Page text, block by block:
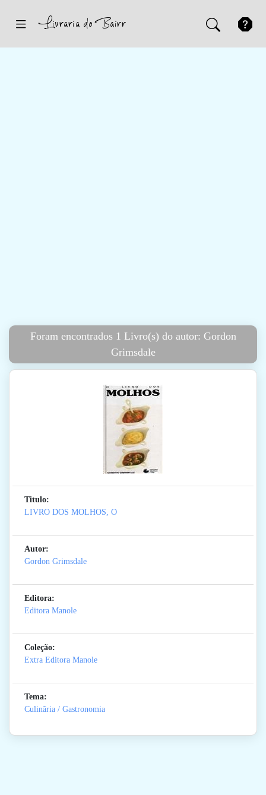
Foram encontrados 1 Livro(s) do autor: Gordon
Grimsdale
Titulo:
LIVRO DOS MOLHOS, O
Autor:
Gordon Grimsdale
Editora:
Editora Manole
Coleção:
Extra Editora Manole
Tema:
Culinãria / Gastronomia